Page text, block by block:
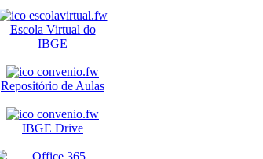
Escola Virtual do
IBGE
Repositório de Aulas
IBGE Drive